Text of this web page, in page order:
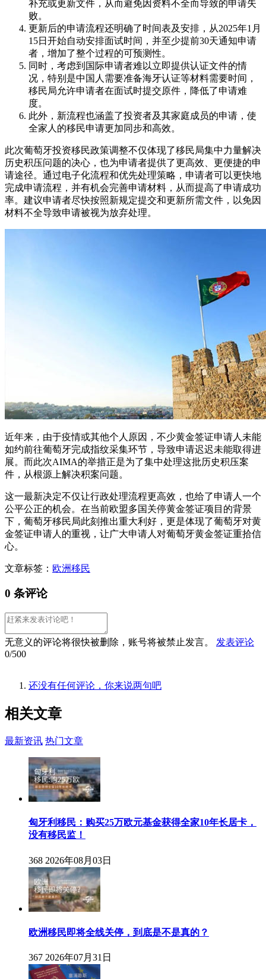
补充或更新文件，从而避免因资料不全而导致的申请失
败。
更新后的申请流程还明确了时间表及安排，从2025年1月
15日开始自动安排面试时间，并至少提前30天通知申请
者，增加了整个过程的可预测性。
同时，考虑到国际申请者难以立即提供认证文件的情
况，特别是中国人需要准备海牙认证等材料需要时间，
移民局允许申请者在面试时提交原件，降低了申请难
度。
此外，新流程也涵盖了投资者及其家庭成员的申请，使
全家人的移民申请更加同步和高效。
此次葡萄牙投资移民政策调整不仅体现了移民局集中力量解决
历史积压问题的决心，也为申请者提供了更高效、更便捷的申
请途径。通过电子化流程和优先处理策略，申请者可以更快地
完成申请流程，并有机会完善申请材料，从而提高了申请成功
率。建议申请者尽快按照新规定提交和更新所需文件，以免因
材料不全导致申请被视为放弃处理。
近年来，由于疫情或其他个人原因，不少黄金签证申请人未能
如约前往葡萄牙完成指纹采集环节，导致申请迟迟未能取得进
展。而此次AIMA的举措正是为了集中处理这批历史积压案
件，从根源上解决积案问题。
这一最新决定不仅让行政处理流程更高效，也给了申请人一个
公平公正的机会。在当前欧盟多国关停黄金签证项目的背景
下，葡萄牙移民局此刻推出重大利好，更是体现了葡萄牙对黄
金签证申请人的重视，让广大申请人对葡萄牙黄金签证重拾信
心。
文章标签： 欧洲移民
0 条评论
无意义的评论将很快被删除，账号将被禁止发言。
发表评论
0/500
还没有任何评论，你来说两句吧
相关文章
最新资讯 热门文章
匈牙利移民：购买25万欧元基金获得全家10年长居卡，
没有移民监！
368 2026年08月03日
欧洲移民即将全线关停，到底是不是真的？
367 2026年07月31日